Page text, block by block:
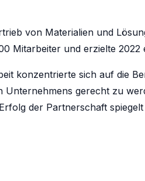
von Materialien und
Mitarbeiter und erzielte
konzentrierte sich auf die
Unternehmens gerecht zu
der Partnerschaft